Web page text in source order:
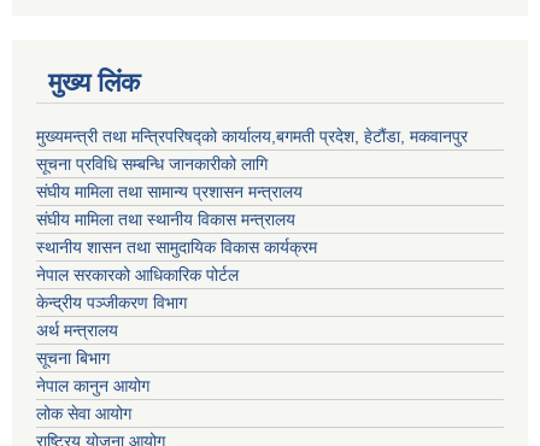
मुख्य लिंक
मुख्यमन्त्री तथा मन्त्रिपरिषद्को कार्यालय,बगमती प्रदेश, हेटौंडा, मकवानपुर
सूचना प्रविधि सम्बन्धि जानकारीको लागि
संघीय मामिला तथा सामान्य प्रशासन मन्त्रालय
संघीय मामिला तथा स्थानीय विकास मन्त्रालय
स्थानीय शासन तथा सामुदायिक विकास कार्यक्रम
नेपाल सरकारको आधिकारिक पोर्टल
केन्द्रीय पञ्जीकरण विभाग
अर्थ मन्त्रालय
सूचना बिभाग
नेपाल कानुन आयोग
लोक सेवा आयोग
राष्ट्रिय योजना आयोग